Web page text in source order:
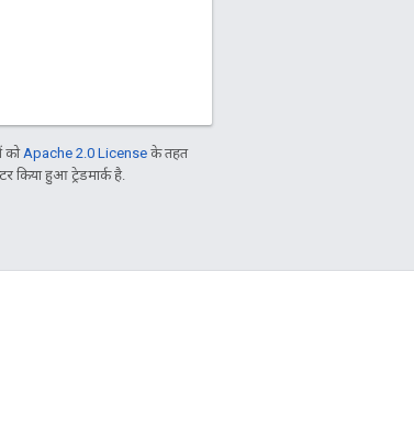
को Apache 2.0 License के तहत
हुआ ट्रेडमार्क है.